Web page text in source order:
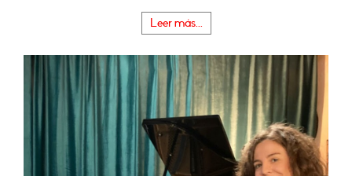
Leer más...